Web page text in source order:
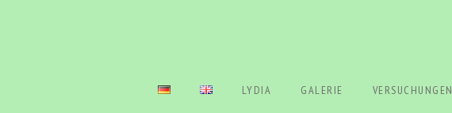
LYDIA GALERIE VERSUCHUNGEN